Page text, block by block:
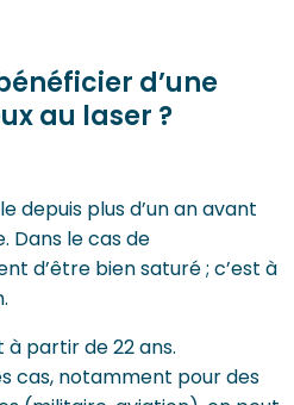
d’une
au laser ?
depuis plus d’un an avant
Dans le cas de
d’être bien saturé ; c’est à
partir de 22 ans.
cas, notamment pour des